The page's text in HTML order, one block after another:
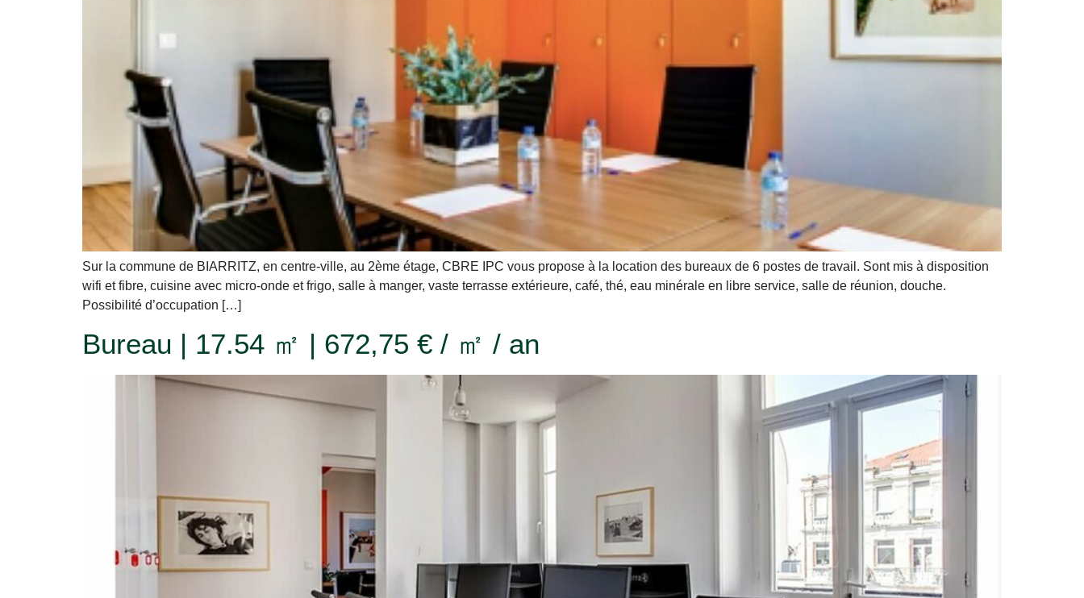
Sur la commune de BIARRITZ, en centre-ville, au 2ème étage, CBRE IPC vous propose à la location des bureaux de 6 postes de travail. Sont mis à disposition
wifi et fibre, cuisine avec micro-onde et frigo, salle à manger, vaste terrasse extérieure, café, thé, eau minérale en libre service, salle de réunion, douche.
Possibilité d’occupation […]
Bureau | 17.54 ㎡ | 672,75 € / ㎡ / an